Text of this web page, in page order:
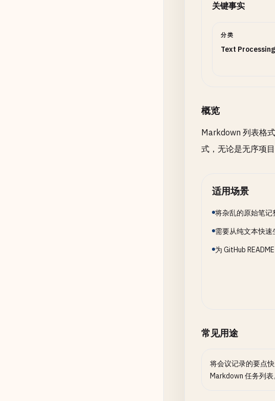
关键事实
分类
Text Processing
概览
Markdown 列表格
式，无论是无序项
适用场景
将杂乱的原始笔记
需要从纯文本快速
为 GitHub
常见用途
将会议记录的要点
Markdown 任务列表